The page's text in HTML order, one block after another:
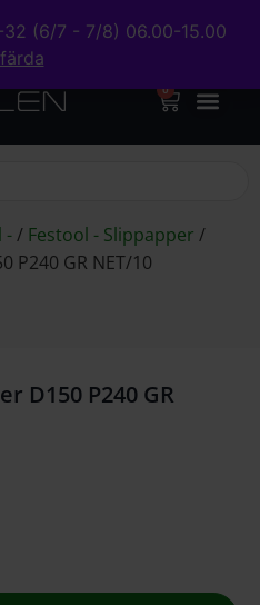
(6/7 - 7/8) 06.00-15.00
0
-/ Festool - Slippapper /
P240 GR NET/10
D150 P240 GR